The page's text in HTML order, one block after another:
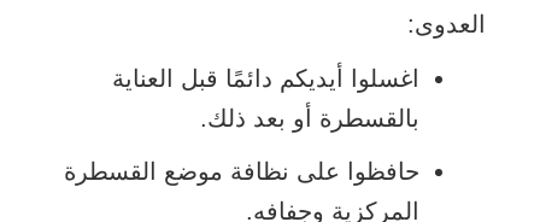
العدوى:
اغسلوا أيديكم دائمًا قبل العناية
بالقسطرة أو بعد ذلك.
حافظوا على نظافة موضع القسطرة
المركزية وجفافه.